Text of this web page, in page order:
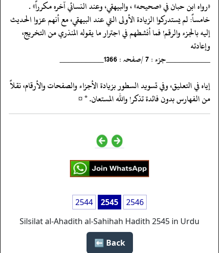
‏‏‏‏«رواه ابن حبان في «صحيحه» ، والبيهقي، وعند النسائي آخره مكرراً» .
‏‏‏‏خامساً: لم يستدركوا الزيادة الأولى التي عند البيهقي، مع أنهم عزوا الحديث
إليه بالجزء والرقم! فما أنشطهم في اجترار ما يقوله المنذري من التخريج،
وإعادته
‏‏‏‏__________جزء : 7 /صفحہ : 1366__________
‏‏‏‏إياه في التعليق، وفي تسويد السطور بزيادة الأجزاء والصفحات والأرقام، نقلاً
من الفهارس بدون فائدة تذكر! والله المستعان. * ¤
2544 2545
2546
Silsilat al-Ahadith al-Sahihah Hadith 2545 in Urdu
Back ⬅️